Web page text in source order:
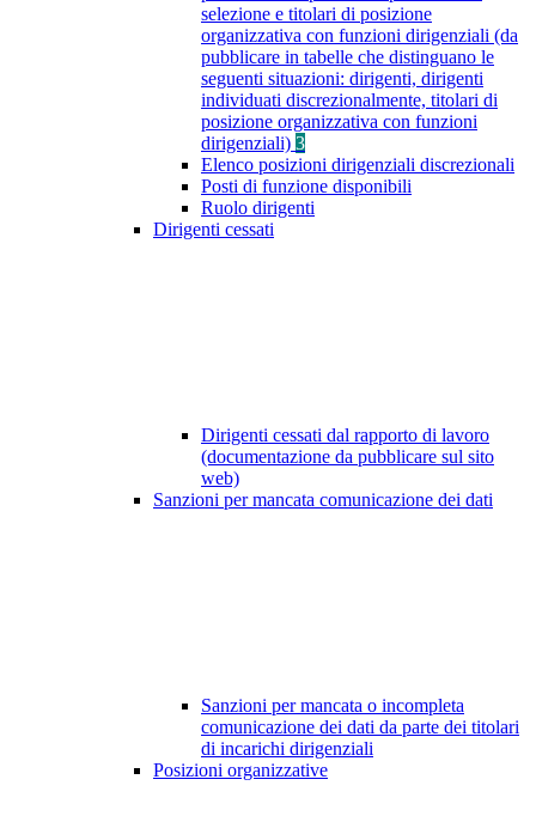
selezione e titolari di posizione
organizzativa con funzioni dirigenziali (da
pubblicare in tabelle che distinguano le
seguenti situazioni: dirigenti, dirigenti
individuati discrezionalmente, titolari di
posizione organizzativa con funzioni
dirigenziali) 3
Elenco posizioni dirigenziali discrezionali
Posti di funzione disponibili
Ruolo dirigenti
Dirigenti cessati
Dirigenti cessati dal rapporto di lavoro
(documentazione da pubblicare sul sito
web)
Sanzioni per mancata comunicazione dei dati
Sanzioni per mancata o incompleta
comunicazione dei dati da parte dei titolari
di incarichi dirigenziali
Posizioni organizzative